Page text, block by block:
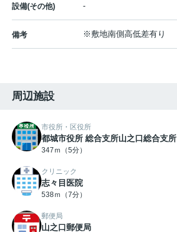
設備(その他) -
備考 ※敷地南側高低差有り
周辺施設
市役所・区役所
都城市役所 総合支所山之口総合支所
347ｍ（5分）
クリニック
志々目医院
538ｍ（7分）
郵便局
山之口郵便局